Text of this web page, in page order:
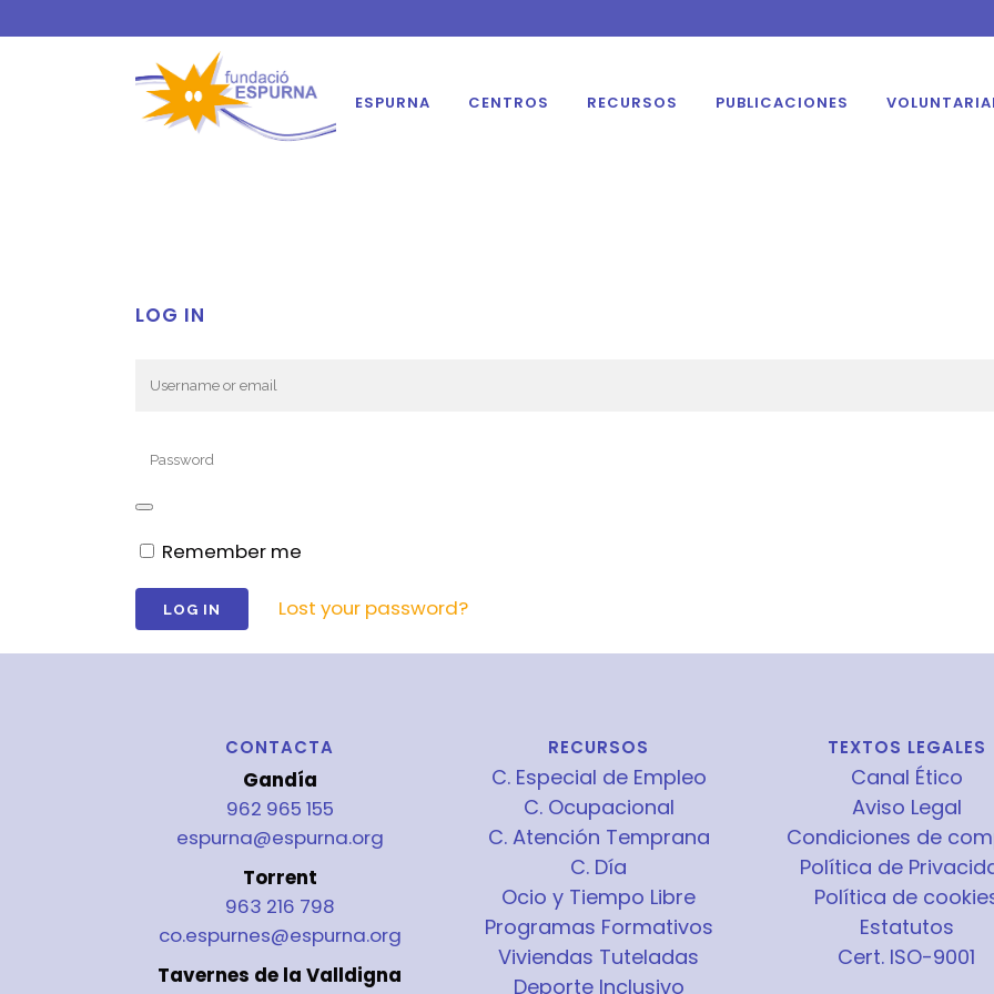
ESPURNA CENTROS RECURSOS PUBLICACIONES
LOG IN
Remember me
Lost your password?
CONTACTA
Gandía
962 965 155
espurna@espurna.org
Torrent
963 216 798
co.espurnes@espurna.org
Tavernes de la Valldigna
RECURSOS
C. Especial de Empleo
C. Ocupacional
C. Atención Temprana
C. Día
Ocio y Tiempo Libre
Programas Formativos
Viviendas Tuteladas
Deporte Inclusivo
TEXTOS LEGALES
Canal Ético
Aviso Legal
Condiciones de
Política de
Política de
Estatutos
Cert. ISO-9001